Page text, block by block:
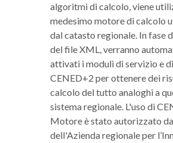
algoritmi di calcolo, viene
medesimo motore di calcolo
dal catasto regionale. In fase
del file XML, verranno
attivati i moduli di servizio e
CENED+2 per ottenere dei
calcolo del tutto analoghi a
sistema regionale. L'uso di
Motore è stato autorizzato
dell'Azienda regionale per